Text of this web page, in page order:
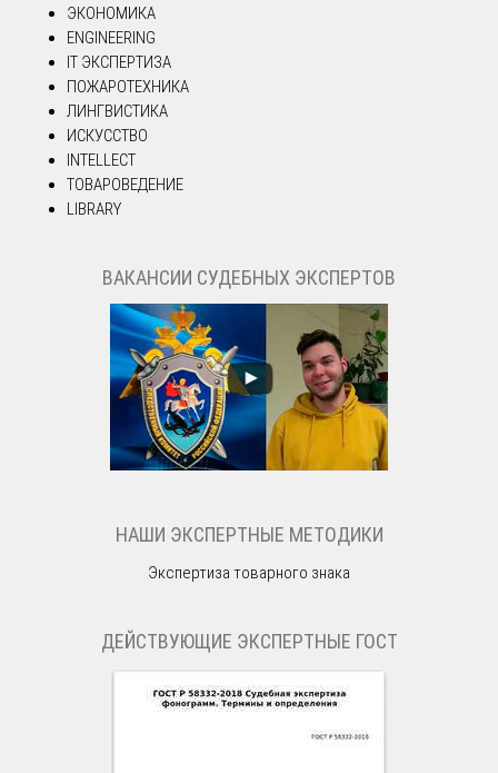
ЭКОНОМИКА
ENGINEERING
IT ЭКСПЕРТИЗА
ПОЖАРОТЕХНИКА
ЛИНГВИСТИКА
ИСКУССТВО
INTELLECT
ТОВАРОВЕДЕНИЕ
LIBRARY
ВАКАНСИИ СУДЕБНЫХ ЭКСПЕРТОВ
НАШИ ЭКСПЕРТНЫЕ МЕТОДИКИ
Экспертиза товарного знака
ДЕЙСТВУЮЩИЕ ЭКСПЕРТНЫЕ ГОСТ